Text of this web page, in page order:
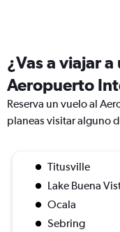
¿Vas a viajar
Aeropuerto
Reserva un vuelo al
planeas visitar alguno
Titusville
Lake Buena
Ocala
Sebring